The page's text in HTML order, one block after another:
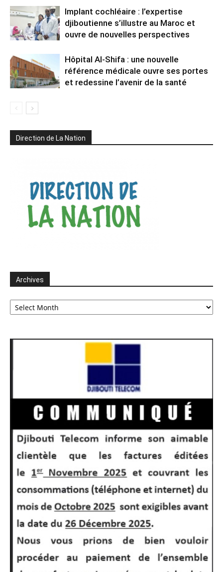
Implant cochléaire : l’expertise
djiboutienne s’illustre au Maroc et
ouvre de nouvelles perspectives
Hôpital Al-Shifa : une nouvelle
référence médicale ouvre ses portes
et redessine l’avenir de la santé
Direction de La Nation
Archives
Archives